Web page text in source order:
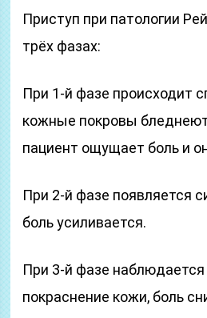
Приступ при патологии
трёх фазах:
При 1-й фазе происходит
кожные покровы
пациент ощущает боль и
При 2-й фазе появляется
боль усиливается.
При 3-й фазе наблюдается
покраснение кожи, боль